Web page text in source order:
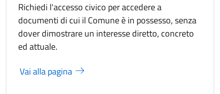
Richiedi l'accesso civico per accedere a
documenti di cui il Comune è in possesso, senza
dover dimostrare un interesse diretto, concreto
ed attuale.
Vai alla pagina